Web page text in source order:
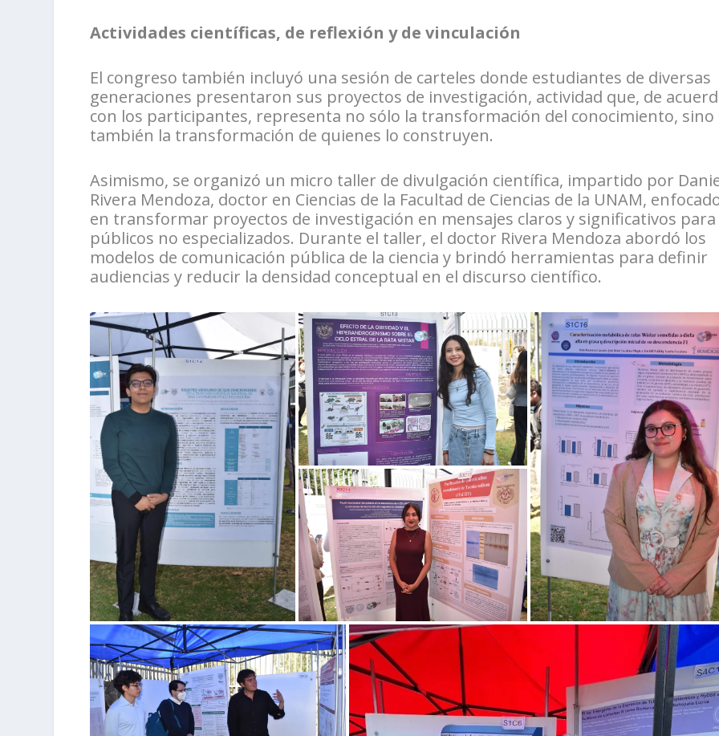
Actividades científicas, de reflexión y de vinculación
El congreso también incluyó una sesión de carteles donde estudiantes de diversas
generaciones presentaron sus proyectos de investigación, actividad que, de
con los participantes, representa no sólo la transformación del conocimiento, sino
también la transformación de quienes lo construyen.
Asimismo, se organizó un micro taller de divulgación científica, impartido por
Rivera Mendoza, doctor en Ciencias de la Facultad de Ciencias de la UNAM,
en transformar proyectos de investigación en mensajes claros y significativos para
públicos no especializados. Durante el taller, el doctor Rivera Mendoza abordó los
modelos de comunicación pública de la ciencia y brindó herramientas para definir
audiencias y reducir la densidad conceptual en el discurso científico.